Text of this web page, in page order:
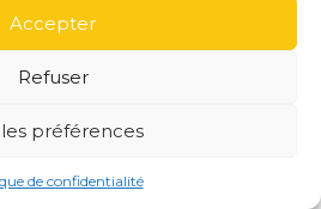
Accepter
Refuser
les préférences
de confidentialité
visuelle impactante